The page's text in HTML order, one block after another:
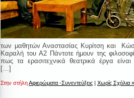
των μαθητών Αναστασίας Κυρίτση και
Καραλή του Α2 Πάντοτε ήμουν της
πως τα ερασιτεχνικά θεατρικά έργα είναι
[…]
Στην στήληΑφιερώματα -Συνεντεύξεις | Χωρίς Σχόλια »